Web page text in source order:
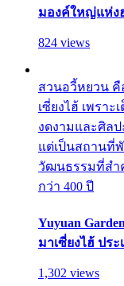
มองค์ใหญ่แห่ง
824 views
สวนอวี้หยวน
เซี่ยงไฮ้ เพรา
งดงามและศิล
แต่เป็นสถานที่
วัฒนธรรมที่สำ
กว่า 400 ปี
Yuyuan
มาเซี่ยงไฮ้ ประ
1,302 views